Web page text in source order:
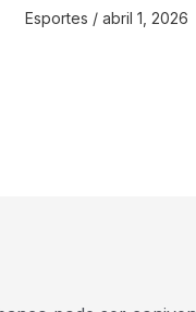
Esportes /abril 1, 2026